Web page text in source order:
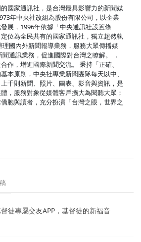
國家通訊社，是台灣最具影響力的新聞媒
年中央社改組為股份有限公司，以企業
展，1996年依據「中央通訊社設置條
位為全民共有的國家通訊社，獨立超然執
國內外新聞報導業務，服務大眾傳播媒
通訊業務，促進國際對台灣之瞭解。 ．
作，增進國際新聞交流。 秉持「正確、
本原則，中央社專業新聞團隊每天以中、
千則新聞、照片、圖表、影音與資訊，是
，服務對象從媒體客戶擴大為閱聽大眾；
胞與讀者，充分扮演「台灣之眼，世界之
徒專屬交友APP，基督徒的新福音